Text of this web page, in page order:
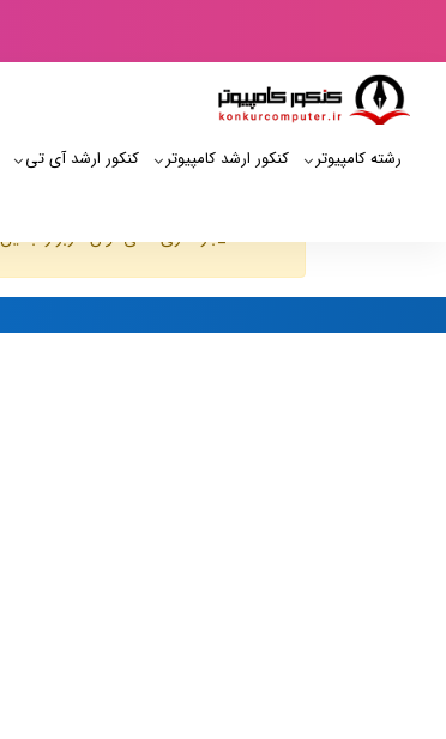
رشته کامپیوتر کنکور ارشد کامپیوتر کنکور ارشد آی‌ تی
JUser: :_بارگذاری :نمی توان کاربر را با این شناسه بارگذاری کرد: 202